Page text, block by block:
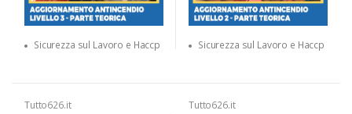
Sicurezza sul Lavoro e Haccp Sicurezza sul Lavoro e Haccp
Tutto626.it
Tutto626.it